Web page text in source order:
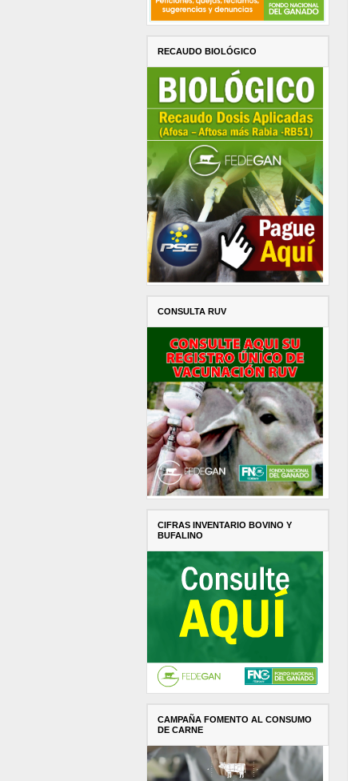
RECAUDO BIOLÓGICO
CONSULTA RUV
CIFRAS INVENTARIO BOVINO Y
BUFALINO
CAMPAÑA FOMENTO AL CONSUMO
DE CARNE